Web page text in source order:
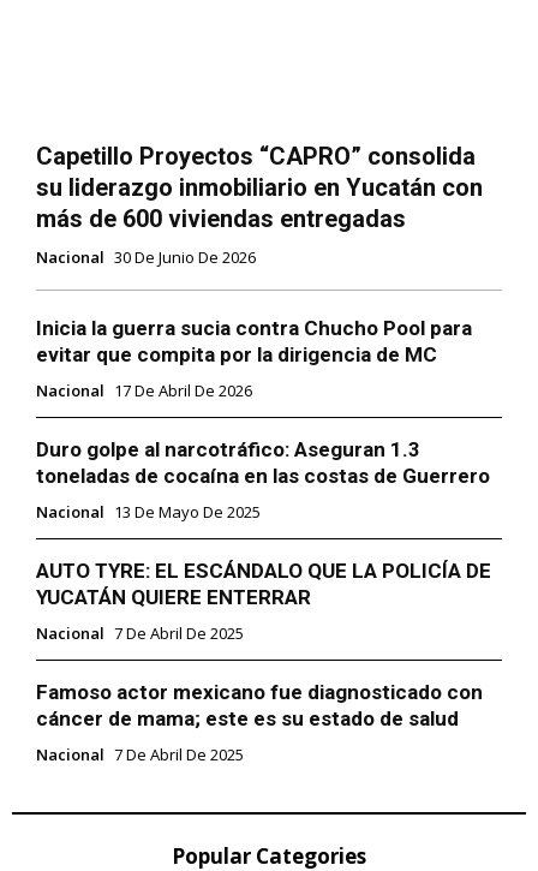
Capetillo Proyectos “CAPRO” consolida
su liderazgo inmobiliario en Yucatán con
más de 600 viviendas entregadas
Nacional 30 De Junio De 2026
Inicia la guerra sucia contra Chucho Pool para
evitar que compita por la dirigencia de MC
Nacional 17 De Abril De 2026
Duro golpe al narcotráfico: Aseguran 1.3
toneladas de cocaína en las costas de Guerrero
Nacional 13 De Mayo De 2025
AUTO TYRE: EL ESCÁNDALO QUE LA POLICÍA DE
YUCATÁN QUIERE ENTERRAR
Nacional 7 De Abril De 2025
Famoso actor mexicano fue diagnosticado con
cáncer de mama; este es su estado de salud
Nacional 7 De Abril De 2025
Popular Categories